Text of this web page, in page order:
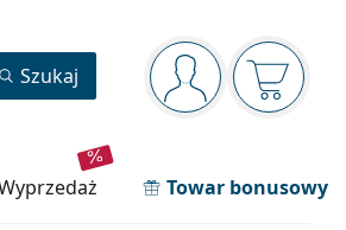
Panel nawigacyjny
jesteś
Koszyk
Szukaj
wyprzedaż Towar bonusowy